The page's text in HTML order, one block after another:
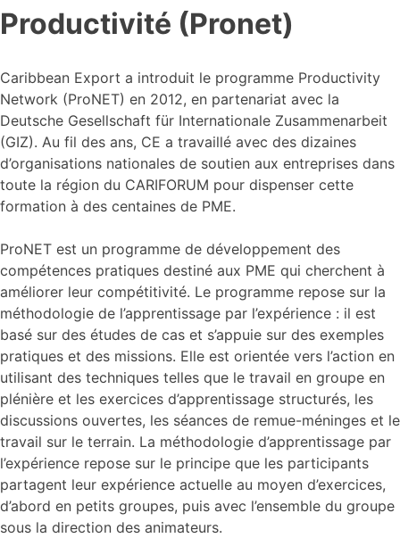
Productivité (Pronet)
Caribbean Export a introduit le programme Productivity
Network (ProNET) en 2012, en partenariat avec la
Deutsche Gesellschaft für Internationale Zusammenarbeit
(GIZ). Au fil des ans, CE a travaillé avec des dizaines
d’organisations nationales de soutien aux entreprises dans
toute la région du CARIFORUM pour dispenser cette
formation à des centaines de PME.
ProNET est un programme de développement des
compétences pratiques destiné aux PME qui cherchent à
améliorer leur compétitivité. Le programme repose sur la
méthodologie de l’apprentissage par l’expérience : il est
basé sur des études de cas et s’appuie sur des exemples
pratiques et des missions. Elle est orientée vers l’action en
utilisant des techniques telles que le travail en groupe en
plénière et les exercices d’apprentissage structurés, les
discussions ouvertes, les séances de remue-méninges et le
travail sur le terrain. La méthodologie d’apprentissage par
l’expérience repose sur le principe que les participants
partagent leur expérience actuelle au moyen d’exercices,
d’abord en petits groupes, puis avec l’ensemble du groupe
sous la direction des animateurs.